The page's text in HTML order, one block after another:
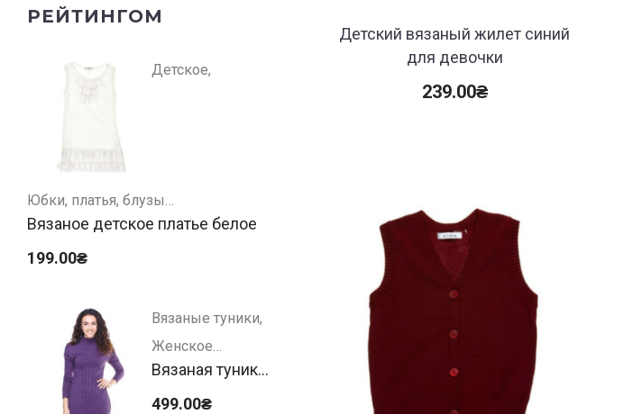
Детский вязаный жилет синий
для девочки
239.00₴
РЕЙТИНГОМ
Детское
Юбки, платья, блузы
Вязаное детское платье белое
199.00₴
Вязаные туники
Женское
Вязаная туника
499.00₴